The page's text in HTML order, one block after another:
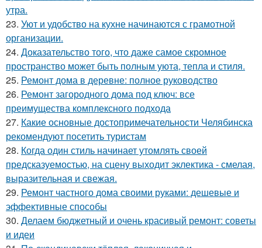
утра.
23. Уют и удобство на кухне начинаются с грамотной
организации.
24. Доказательство того, что даже самое скромное
пространство может быть полным уюта, тепла и стиля.
25. Ремонт дома в деревне: полное руководство
26. Ремонт загородного дома под ключ: все
преимущества комплексного подхода
27. Какие основные достопримечательности Челябинска
рекомендуют посетить туристам
28. Когда один стиль начинает утомлять своей
предсказуемостью, на сцену выходит эклектика - смелая,
выразительная и свежая.
29. Ремонт частного дома своими руками: дешевые и
эффективные способы
30. Делаем бюджетный и очень красивый ремонт: советы
и идеи